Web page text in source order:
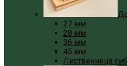
27 мм
28 мм
36 мм
45 мм
Лиственница